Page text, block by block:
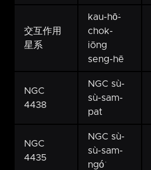
交互作用
星系
kau-hō͘-
chok-
iōng
seng-hē
NGC
4438
NGC sù-
sù-sam-
pat
NGC
4435
NGC sù-
sù-sam-
ngó͘